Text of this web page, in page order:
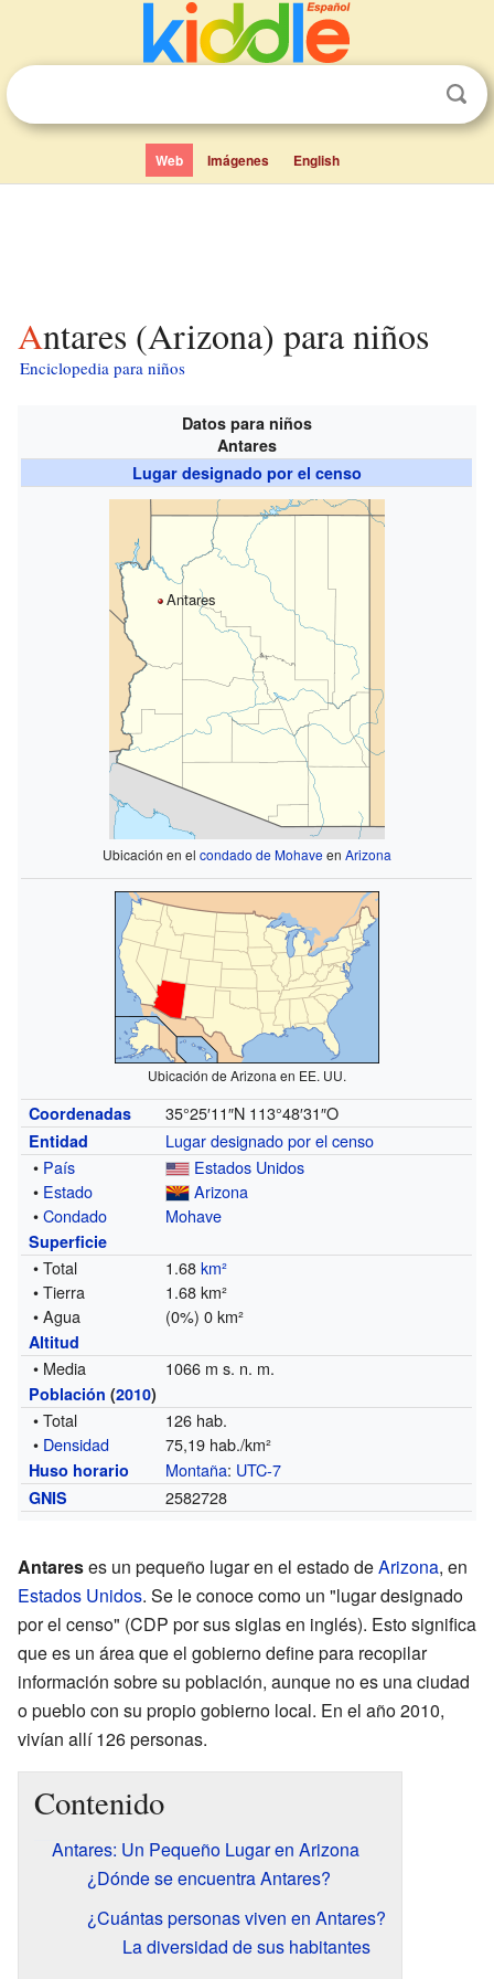
Web Imágenes English
Antares (Arizona) para niños
Enciclopedia para niños
Datos para niños
Antares
Lugar designado por el censo
Antares
Ubicación en el condado de Mohaveen Arizona
Ubicación de Arizona en EE. UU.
Coordenadas 35°25′11″N 113°48′31″O
Entidad
Lugar designado por el censo
• País
Estados Unidos
• Estado
Arizona
•Condado Mohave
Superficie
• Total 1.68km²
• Tierra
1.68 km²
• Agua
(0%) 0 km²
Altitud
• Media 1066 m s. n. m.
Población (2010)
• Total
126 hab.
• Densidad 75,19 hab./km²
Huso horario Montaña: UTC-7
GNIS 2582728
Antareses un pequeño lugar en el estado deArizona, en
Estados Unidos. Se le conoce como un "lugar designado
por el censo" (CDP por sus siglas en inglés). Esto significa
que es un área que el gobierno define para recopilar
información sobre su población, aunque no es una ciudad
o pueblo con su propio gobierno local. En el año 2010,
vivían allí 126 personas.
Contenido
Antares: Un Pequeño Lugar en Arizona
¿Dónde se encuentra Antares?
¿Cuántas personas viven en Antares?
La diversidad de sus habitantes